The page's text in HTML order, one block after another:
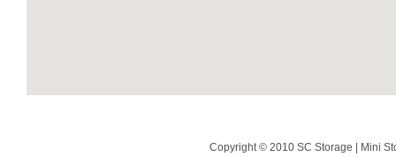
Copyright © 2010 SC Storage | Mini